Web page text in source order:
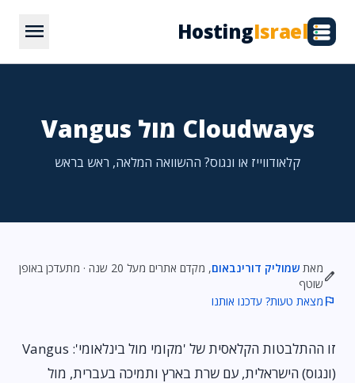
HostingIsrael
menu
Cloudways מול Vangus
קלאודווייז או ונגוס? ההשוואה המלאה, ראש בראש
edit
מאת שמוליק דורינבאום
, מקדם אתרים מעל 20 שנה · מתעדכן באופן
שוטף
flag מצאת טעות? עדכנו אותנו
זו ההתלבטות הקלאסית של 'מקומי מול בינלאומי': Vangus
(ונגוס) הישראלית, עם שרת בארץ ותמיכה בעברית, מול